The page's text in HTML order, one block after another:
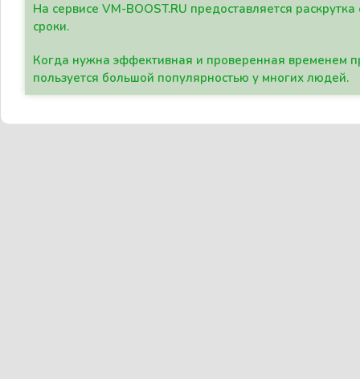
На сервисе VM-BOOST.RU предоставляется
сроки.
Когда нужна эффективная и проверенная временем
пользуется большой популярностью у многих людей.